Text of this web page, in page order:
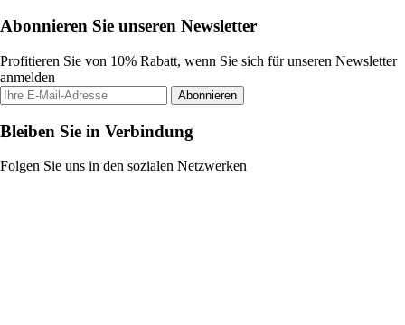
Abonnieren Sie unseren Newsletter
Profitieren Sie von 10% Rabatt, wenn Sie sich für unseren Newsletter
anmelden
Abonnieren
Bleiben Sie in Verbindung
Folgen Sie uns in den sozialen Netzwerken